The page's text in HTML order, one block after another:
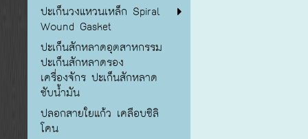
ปะเก็นวงแหวนเหล็ก Spiral
Wound Gasket
ปะเก็นสักหลาดอุตสาหกรรม
ปะเก็นสักหลาดรอง
เครื่องจักร ปะเก็นสักหลาด
ซับน้ำมัน
ปลอกสายใยแก้ว เคลือบซิลิ
โคน